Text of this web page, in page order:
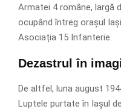
Armatei 4 române, largă
ocupând întreg orașul
Asociația 15 Infanterie.
Dezastrul în
De altfel, luna august
Luptele purtate în Iașul